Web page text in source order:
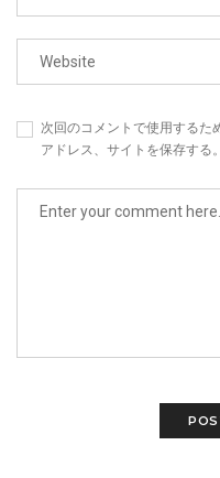
次回のコメントで使用するた
アドレス、サイトを保存する。